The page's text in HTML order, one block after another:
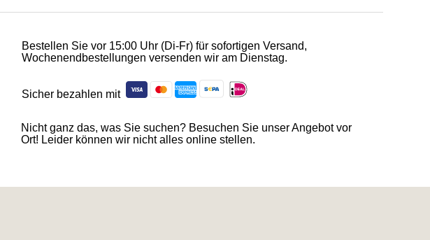
Bestellen Sie vor 15:00 Uhr (Di-Fr) für sofortigen Versand,
Wochenendbestellungen versenden wir am Dienstag.
Sicher bezahlen mit
Nicht ganz das, was Sie suchen? Besuchen Sie unser Angebot vor
Ort! Leider können wir nicht alles online stellen.